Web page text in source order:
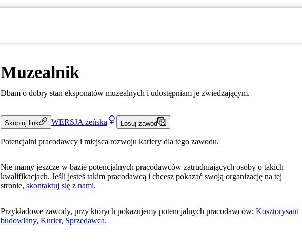
Muzealnik
Dbam o dobry stan eksponatów muzealnych i udostępniam je zwiedzającym.
Skopiuj link WERSJA żeńska Losuj zawód
Potencjalni pracodawcy i miejsca rozwoju kariery dla tego zawodu.
Nie mamy jeszcze w bazie potencjalnych pracodawców zatrudniających osoby o takich
kwalifikacjach. Jeśli jesteś takim pracodawcą i chcesz pokazać swoją organizację na tej
stronie, skontaktuj się z nami.
Przykładowe zawody, przy których pokazujemy potencjalnych pracodawców: Kosztorysant
budowlany, Kurier, Sprzedawca.